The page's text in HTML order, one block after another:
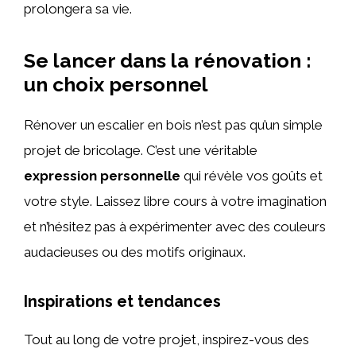
prolongera sa vie.
Se lancer dans la rénovation :
un choix personnel
Rénover un escalier en bois n’est pas qu’un simple
projet de bricolage. C’est une véritable
expression personnelle qui révèle vos goûts et
votre style. Laissez libre cours à votre imagination
et n’hésitez pas à expérimenter avec des couleurs
audacieuses ou des motifs originaux.
Inspirations et tendances
Tout au long de votre projet, inspirez-vous des